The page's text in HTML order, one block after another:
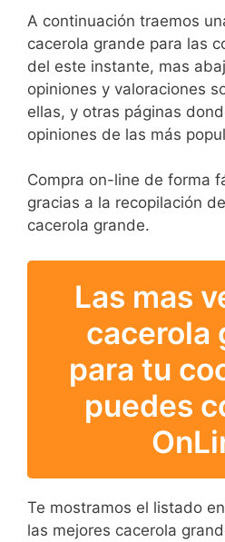
A continuación traemos
cacerola grande para las
del este instante, mas
opiniones y valoraciones
ellas, y otras páginas
opiniones de las más
Compra on-line de forma
gracias a la recopilación
cacerola grande.
Las mas
cacerola
para tu
puedes
Te mostramos el listado
las mejores cacerola